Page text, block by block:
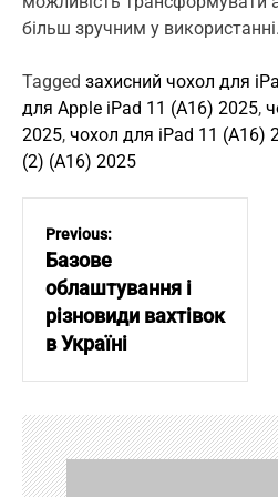
більш зручним у використанні.
Tagged захисний чохол для
для Apple iPad 11 (A16) 2025,
2025, чохол для iPad 11 (A16)
(2) (A16) 2025
Н
я
з
а
Previous:
Базове
облаштування і
різновиди вахтівок
в Україні